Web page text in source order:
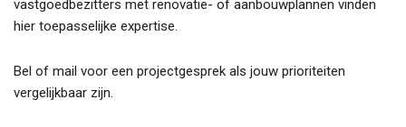
vastgoedbezitters met renovatie- of aanbouwplannen vinden
hier toepasselijke expertise.
Bel of mail voor een projectgesprek als jouw prioriteiten
vergelijkbaar zijn.